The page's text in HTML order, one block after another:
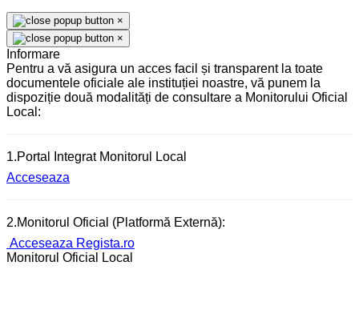
×
×
Informare
Pentru a vă asigura un acces facil și transparent la toate
documentele oficiale ale instituției noastre, vă punem la
dispoziție două modalități de consultare a Monitorului Oficial
Local:
1.Portal Integrat Monitorul Local
Acceseaza
2.Monitorul Oficial (Platformă Externă):
Acceseaza Regista.ro
Monitorul Oficial Local